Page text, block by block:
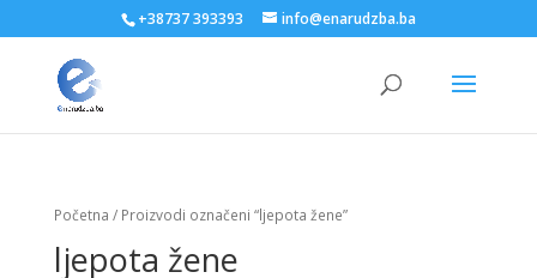
+38737 393393 info@enarudzba.ba
Početna / Proizvodi označeni “ljepota žene”
ljepota žene